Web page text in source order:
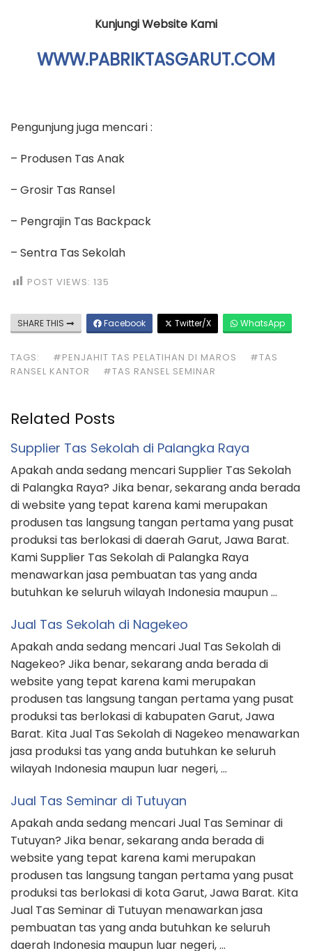
Kunjungi Website Kami
WWW.PABRIKTASGARUT.COM
Pengunjung juga mencari :
– Produsen Tas Anak
– Grosir Tas Ransel
– Pengrajin Tas Backpack
– Sentra Tas Sekolah
POST VIEWS: 135
SHARE THIS Facebook Twitter/X WhatsApp
TAGS: #PENJAHIT TAS PELATIHAN DI MAROS
#TAS
RANSEL KANTOR
#TAS RANSEL SEMINAR
Related Posts
Supplier Tas Sekolah di Palangka Raya
Apakah anda sedang mencari Supplier Tas Sekolah
di Palangka Raya? Jika benar, sekarang anda berada
di website yang tepat karena kami merupakan
produsen tas langsung tangan pertama yang pusat
produksi tas berlokasi di daerah Garut, Jawa Barat.
Kami Supplier Tas Sekolah di Palangka Raya
menawarkan jasa pembuatan tas yang anda
butuhkan ke seluruh wilayah Indonesia maupun …
Jual Tas Sekolah di Nagekeo
Apakah anda sedang mencari Jual Tas Sekolah di
Nagekeo? Jika benar, sekarang anda berada di
website yang tepat karena kami merupakan
produsen tas langsung tangan pertama yang pusat
produksi tas berlokasi di kabupaten Garut, Jawa
Barat. Kita Jual Tas Sekolah di Nagekeo menawarkan
jasa produksi tas yang anda butuhkan ke seluruh
wilayah Indonesia maupun luar negeri, …
Jual Tas Seminar di Tutuyan
Apakah anda sedang mencari Jual Tas Seminar di
Tutuyan? Jika benar, sekarang anda berada di
website yang tepat karena kami merupakan
produsen tas langsung tangan pertama yang pusat
produksi tas berlokasi di kota Garut, Jawa Barat. Kita
Jual Tas Seminar di Tutuyan menawarkan jasa
pembuatan tas yang anda butuhkan ke seluruh
daerah Indonesia maupun luar negeri, …